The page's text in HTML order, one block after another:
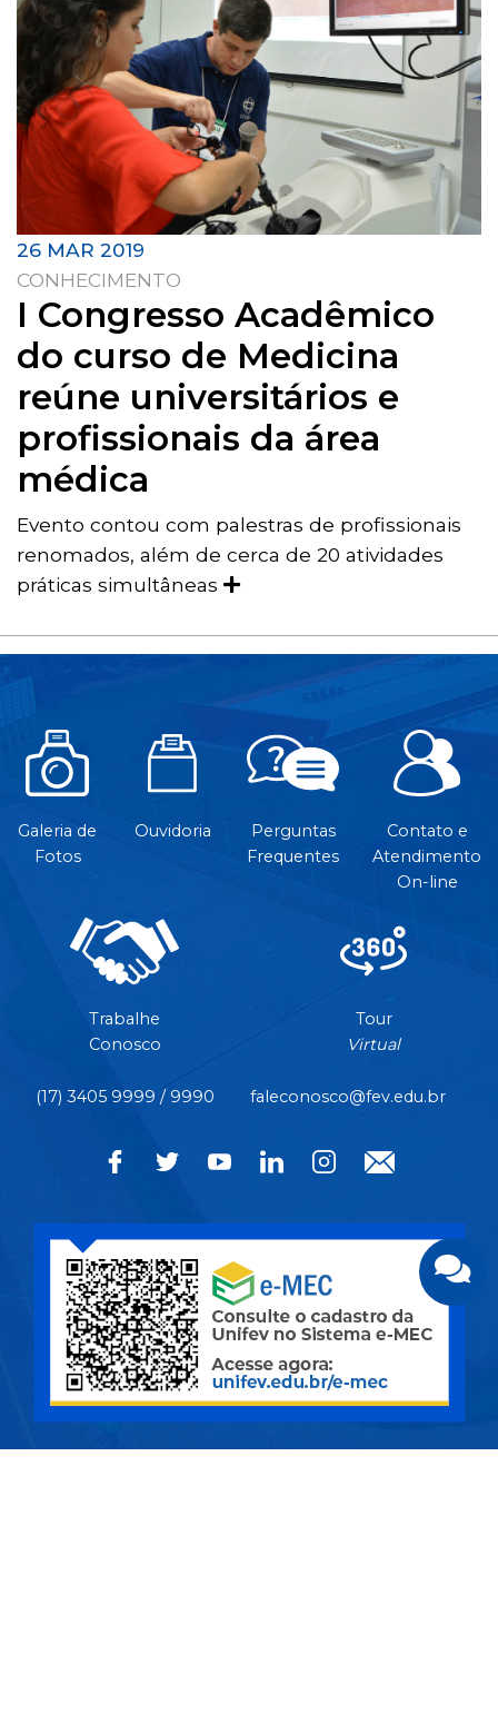
26 MAR 2019
CONHECIMENTO
I Congresso Acadêmico
do curso de Medicina
reúne universitários e
profissionais da área
médica
Evento contou com palestras de profissionais
renomados, além de cerca de 20 atividades
práticas simultâneas
Galeria de
Fotos
Ouvidoria
Perguntas
Frequentes
Contato e
Atendimento
On-line
Trabalhe
Conosco
Tour
Virtual
(17) 3405 9999 / 9990 faleconosco@fev.edu.br